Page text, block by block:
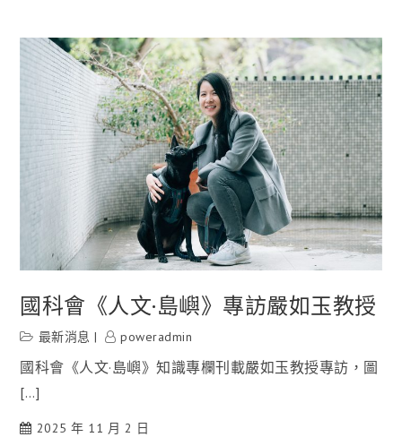
國科會《人文·島嶼》專訪嚴如玉教授
最新消息 poweradmin
國科會《人文·島嶼》知識專欄刊載嚴如玉教授專訪，圖
[…]
2025 年 11 月 2 日